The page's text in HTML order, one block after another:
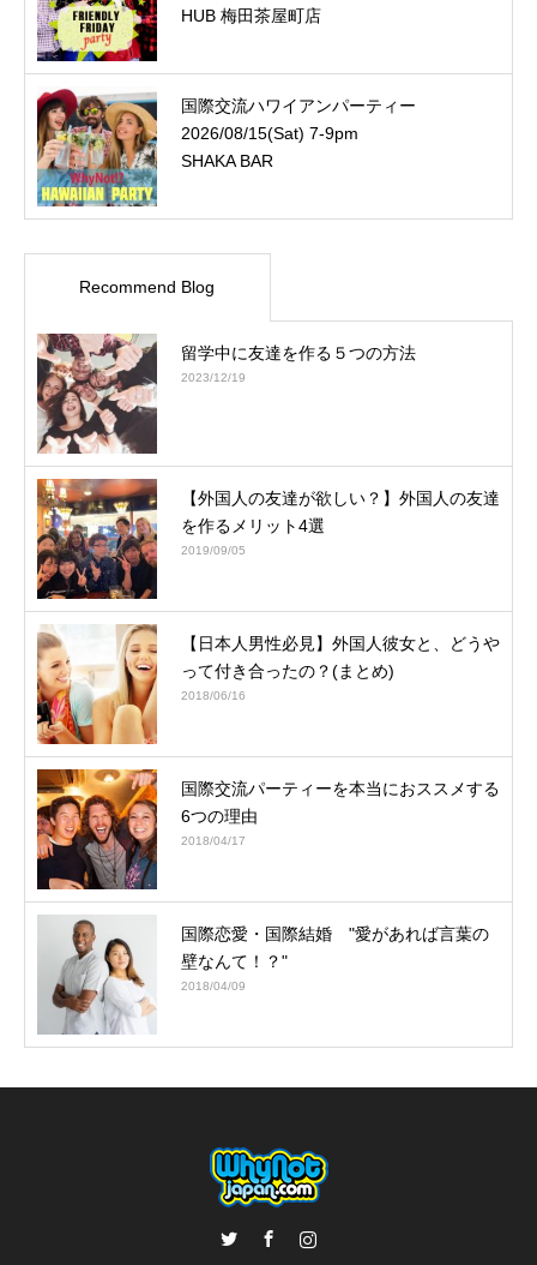
HUB 梅田茶屋町店
国際交流ハワイアンパーティー
2026/08/15(Sat) 7-9pm
SHAKA BAR
Recommend Blog
留学中に友達を作る５つの方法
2023/12/19
【外国人の友達が欲しい？】外国人の友達
を作るメリット4選
2019/09/05
【日本人男性必見】外国人彼女と、どうや
って付き合ったの？(まとめ)
2018/06/16
国際交流パーティーを本当におススメする
6つの理由
2018/04/17
国際恋愛・国際結婚 "愛があれば言葉の
壁なんて！？"
2018/04/09